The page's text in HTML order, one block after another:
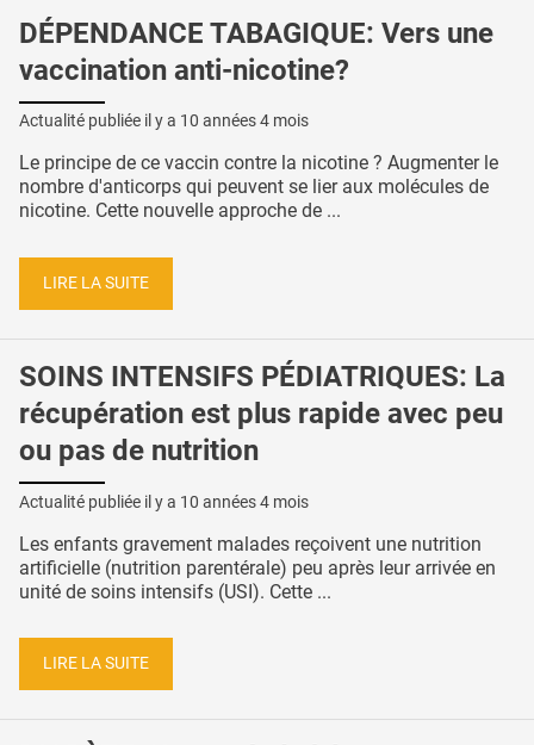
DÉPENDANCE TABAGIQUE: Vers une
vaccination anti-nicotine?
Actualité publiée il y a 10 années 4 mois
Le principe de ce vaccin contre la nicotine ? Augmenter le
nombre d'anticorps qui peuvent se lier aux molécules de
nicotine. Cette nouvelle approche de ...
LIRE LA SUITE
SOINS INTENSIFS PÉDIATRIQUES: La
récupération est plus rapide avec peu
ou pas de nutrition
Actualité publiée il y a 10 années 4 mois
Les enfants gravement malades reçoivent une nutrition
artificielle (nutrition parentérale) peu après leur arrivée en
unité de soins intensifs (USI). Cette ...
LIRE LA SUITE